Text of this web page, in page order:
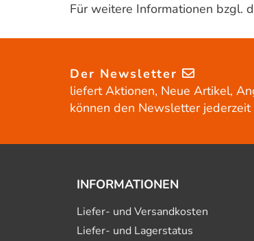
Für weitere Informationen bzgl.
Der Newsletter
liefert Aktionen, Neue Artikel,
können den Newsletter
INFORMATIONEN
Liefer- und Versandkosten
Liefer- und Lagerstatus